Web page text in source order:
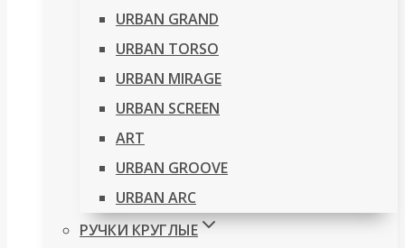
URBAN GRAND
URBAN TORSO
URBAN MIRAGE
URBAN SCREEN
ART
URBAN GROOVE
URBAN ARC
РУЧКИ КРУГЛЫЕ